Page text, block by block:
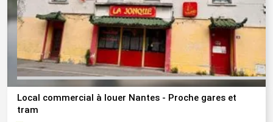
Local commercial à louer Nantes - Proche gares et
tram